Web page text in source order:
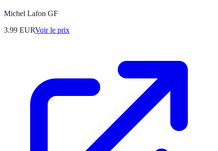
Michel Lafon GF
3.99 EURVoir le prix